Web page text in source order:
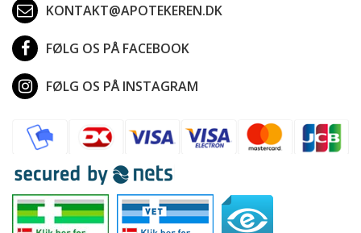
KONTAKT@APOTEKEREN.DK
FØLG OS PÅ FACEBOOK
FØLG OS PÅ INSTAGRAM